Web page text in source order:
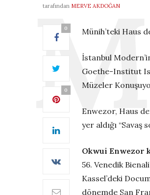
tarafından MERVE AKDOĞAN
0
0
Münih’teki Haus
İstanbul
Goethe-Institut
Müzeler
Enwezor, Haus
yer aldığı
Okwui Enwezor
56. Venedik
Kassel’deki
dönemde San